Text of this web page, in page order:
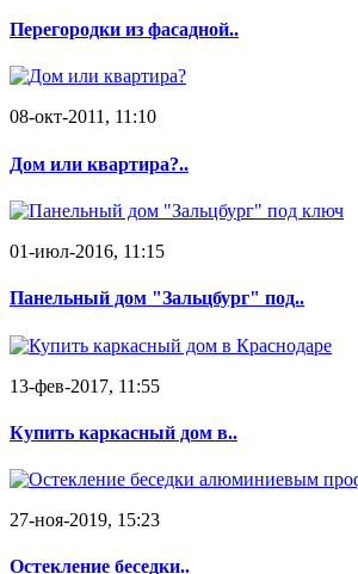
Перегородки из фасадной..
08-окт-2011, 11:10
Дом или квартира?..
01-июл-2016, 11:15
Панельный дом "Зальцбург" под..
13-фев-2017, 11:55
Купить каркасный дом в..
27-ноя-2019, 15:23
Остекление беседки..